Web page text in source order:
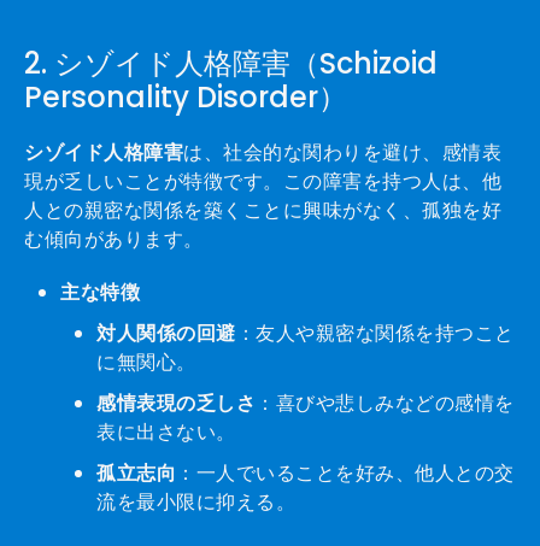
2. シゾイド人格障害（Schizoid
Personality Disorder）
シゾイド人格障害は、社会的な関わりを避け、感情表
現が乏しいことが特徴です。この障害を持つ人は、他
人との親密な関係を築くことに興味がなく、孤独を好
む傾向があります。
主な特徴
対人関係の回避 ：友人や親密な関係を持つこと
に無関心。
感情表現の乏しさ ：喜びや悲しみなどの感情を
表に出さない。
孤立志向 ：一人でいることを好み、他人との交
流を最小限に抑える。